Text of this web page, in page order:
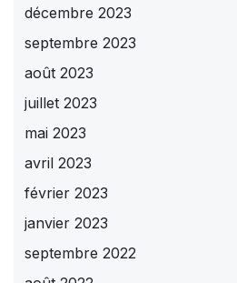
décembre 2023
septembre 2023
août 2023
juillet 2023
mai 2023
avril 2023
février 2023
janvier 2023
septembre 2022